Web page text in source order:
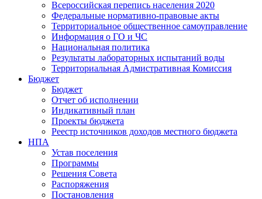
Всероссийская перепись населения 2020
Федеральные нормативно-правовые акты
Территориальное общественное самоуправление
Информация о ГО и ЧС
Национальная политика
Результаты лабораторных испытаний воды
Территориальная Адмистративная Комиссия
Бюджет
Бюджет
Отчет об исполнении
Индикативный план
Проекты бюджета
Реестр источников доходов местного бюджета
НПА
Устав поселения
Программы
Решения Совета
Распоряжения
Постановления